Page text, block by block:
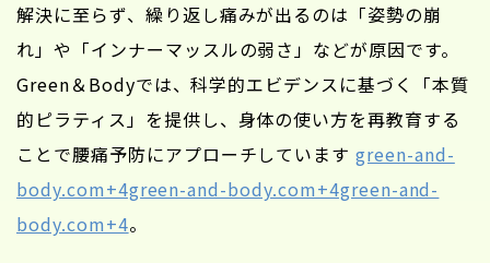
解決に至らず、繰り返し痛みが出るのは「姿勢の崩
れ」や「インナーマッスルの弱さ」などが原因です。
Green＆Bodyでは、科学的エビデンスに基づく「本質
的ピラティス」を提供し、身体の使い方を再教育する
ことで腰痛予防にアプローチしていますgreen-and-
body.com+4green-and-body.com+4green-and-
body.com+4。